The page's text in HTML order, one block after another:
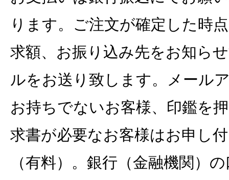
ります。ご注文が確定した時
求額、お振り込み先をお知ら
ルをお送り致します。メール
お持ちでないお客様、印鑑を
求書が必要なお客様はお申し
（有料）。銀行（金融機関）